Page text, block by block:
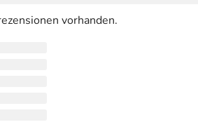
vorhanden.